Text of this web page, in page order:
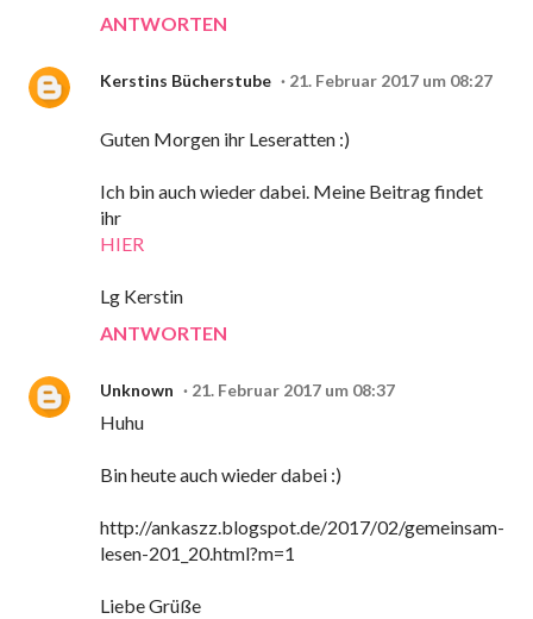
ANTWORTEN
Kerstins Bücherstube 21. Februar 2017 um 08:27
Guten Morgen ihr Leseratten :)
Ich bin auch wieder dabei. Meine Beitrag findet
ihr
HIER
Lg Kerstin
ANTWORTEN
Unknown 21. Februar 2017 um 08:37
Huhu
Bin heute auch wieder dabei :)
http://ankaszz.blogspot.de/2017/02/gemeinsam-
lesen-201_20.html?m=1
Liebe Grüße